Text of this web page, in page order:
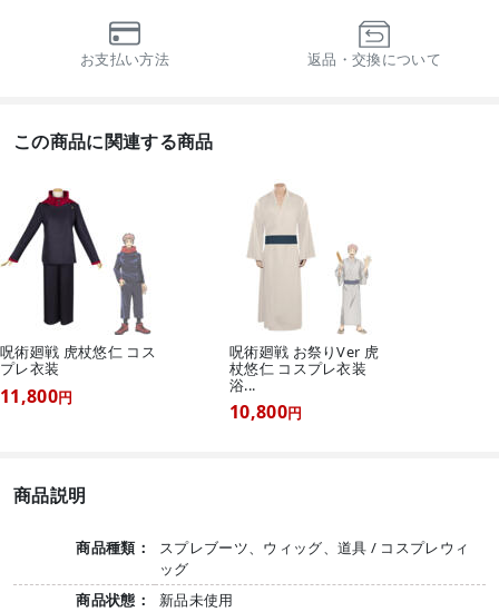
お支払い方法 返品・交換について
この商品に関連する商品
呪術廻戦 虎杖悠仁 コス
プレ衣装
11,800円
呪術廻戦 お祭りVer 虎
杖悠仁 コスプレ衣装
浴...
10,800円
商品説明
商品種類：
スプレブーツ、ウィッグ、道具 / コスプレウィ
ッグ
商品状態：
新品未使用